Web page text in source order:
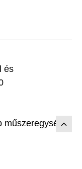
és
műszeregység-